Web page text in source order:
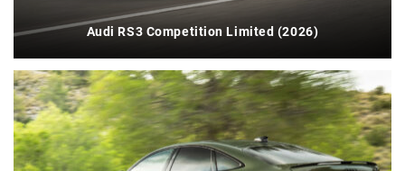
Audi RS3 Competition Limited (2026)